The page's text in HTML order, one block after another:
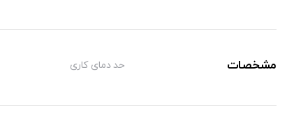
مشخصات حد دمای کاری